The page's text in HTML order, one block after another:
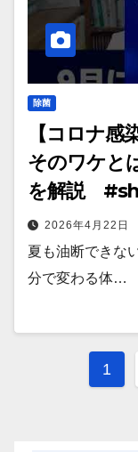
除菌
【コロナ感
そのワケと
を解説
2026年4月22日
夏も油断できな
分で変わる体…
投
1